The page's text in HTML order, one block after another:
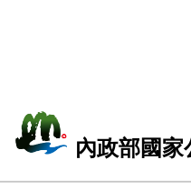
內政部國